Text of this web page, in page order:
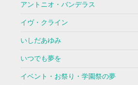
アントニオ・バンデラス
イヴ・クライン
いしだあゆみ
いつでも夢を
イベント・お祭り・学園祭の夢